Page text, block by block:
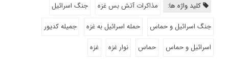
کلید واژه ها: مذاکرات آتش بس غزه
جنگ اسرائیل
جنگ اسرائیل و حماس
حمله اسرائیل به غزه
جمیله کدیور
اسرائیل و حماس
حماس نوار غزه غزه